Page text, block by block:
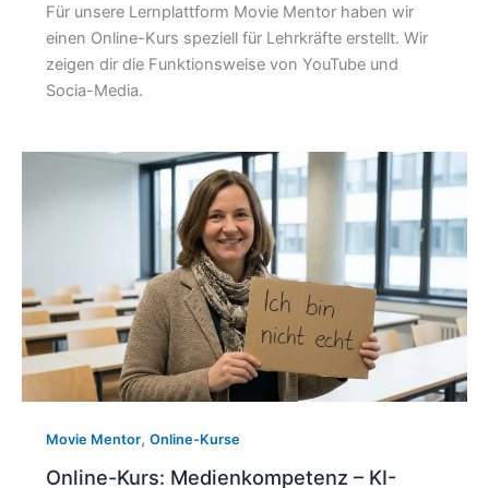
Für unsere Lernplattform Movie Mentor haben wir
einen Online-Kurs speziell für Lehrkräfte erstellt. Wir
zeigen dir die Funktionsweise von YouTube und
Socia-Media.
Movie Mentor, Online-Kurse
Online-Kurs: Medienkompetenz – KI-